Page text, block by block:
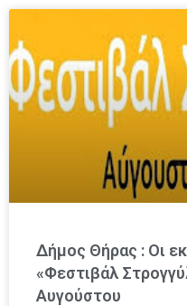
Δήμος Θήρας : Οι
«Φεστιβάλ
Αυγούστου